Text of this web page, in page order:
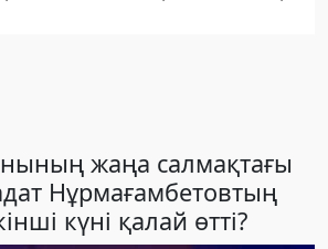
жаңа салмақтағы
Нұрмағамбетовтың
күні қалай өтті?